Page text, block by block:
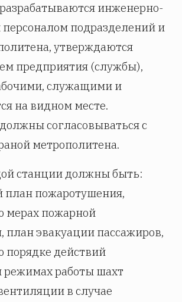
инженерно-
подразделений и
утверждаются
предприятия (службы),
служащими и
на видном месте.
согласовываться с
метрополитена.
станции должны быть:
план пожаротушения,
мерах пожарной
план эвакуации пассажиров,
порядке действий
режимах работы шахт
в случае